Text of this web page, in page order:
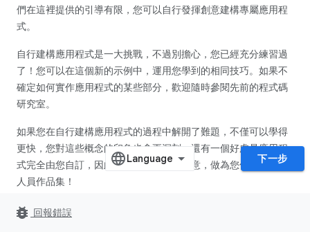
們在這裡提供的引導有限，您可以自行發揮創意建構專屬應用程
式。
自行建構應用程式是一大挑戰，不過別擔心，您已經充分練習過
了！您可以在這個新的示例中，運用您學到的相同技巧。如果不
確定如何實作應用程式的某些部分，歡迎隨時參閱先前的程式碼
研究室。
如果您在自行建構應用程式的過程中解開了難題，不僅可以學得
更快，您對這些概念的印象也會更深刻。還有一個好處是應用程
式完全由您自訂，因此可用來展示您的創意，做為您個人的開發
人員作品集！
下一步
bug_report 回報錯誤